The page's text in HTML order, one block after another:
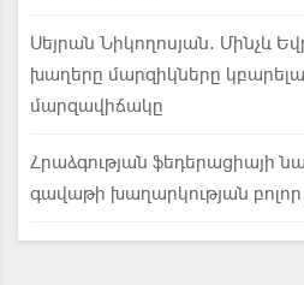
Սեյրան Նիկողոսյան. Մինչև
խաղերը մարզիկները
մարզավիճակը
Հրաձգության ֆեդերացիայի
գավաթի խաղարկության բոլոր